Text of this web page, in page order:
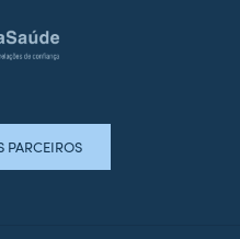
PARCEIROS